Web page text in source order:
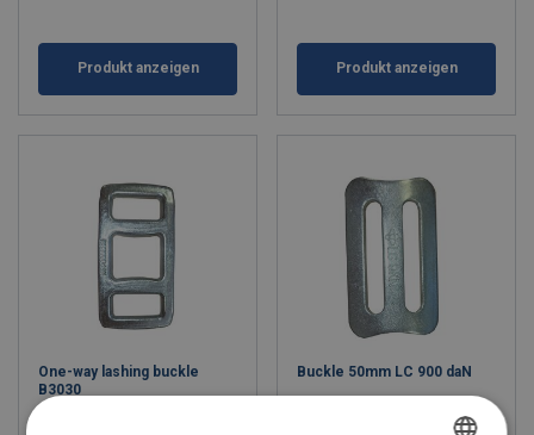
Produkt anzeigen Produkt anzeigen
One-way lashing buckle
B3030
Buckle 50mm LC 900 daN